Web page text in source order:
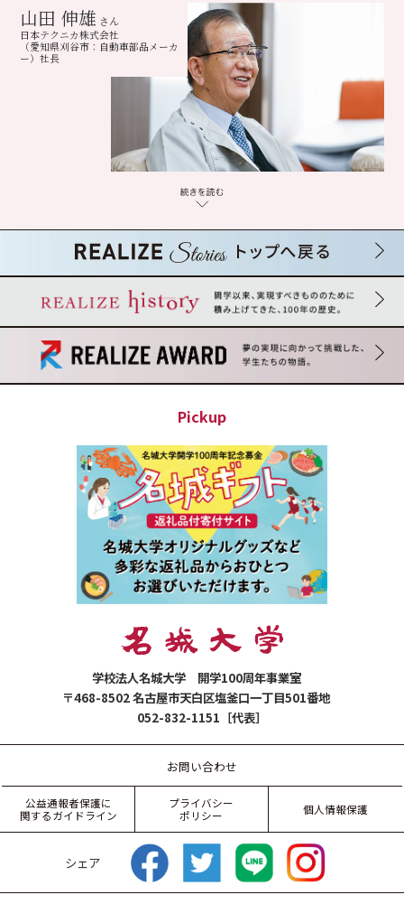
山田 伸雄 さん
日本テクニカ株式会社
（愛知県刈谷市：自動車部品メーカ
ー）社長
Pickup
学校法人名城大学 開学100周年事業室
〒468-8502 名古屋市天白区塩釜口一丁目501番地
052-832-1151［代表］
お問い合わせ
公益通報者保護に
関するガイドライン
プライバシー
ポリシー
個人情報保護
シェア